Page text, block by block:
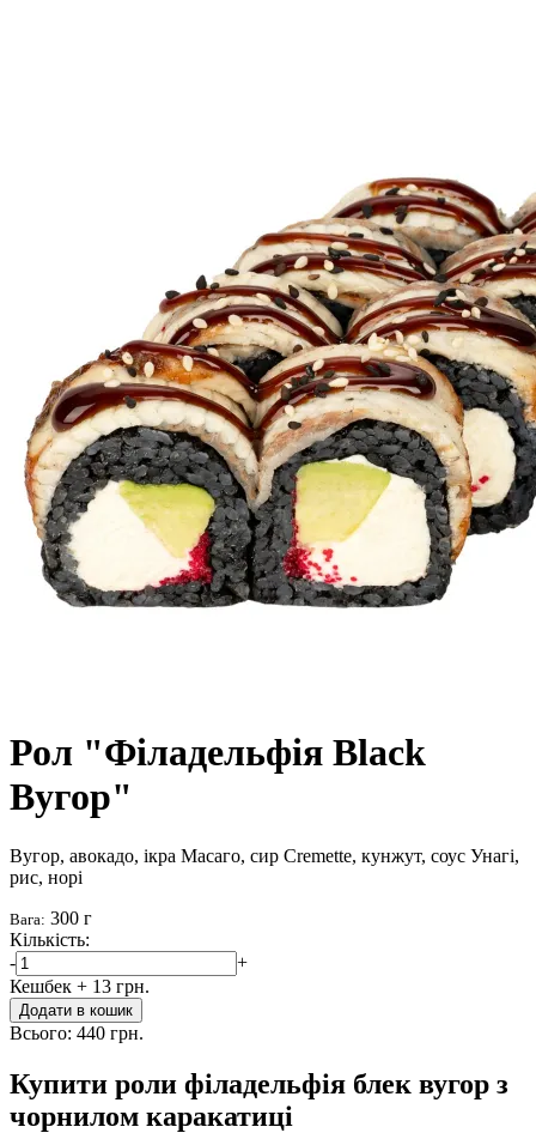
Рол "Філадельфія Black
Вугор"
Вугор, авокадо, ікра Масаго, сир Cremette, кунжут, соус Унагі,
рис, норі
Вага: 300 г
Кількість:
-
+
Кешбек + 13 грн.
Додати в кошик
Всього: 440 грн.
Купити роли філадельфія блек вугор з
чорнилом каракатиці